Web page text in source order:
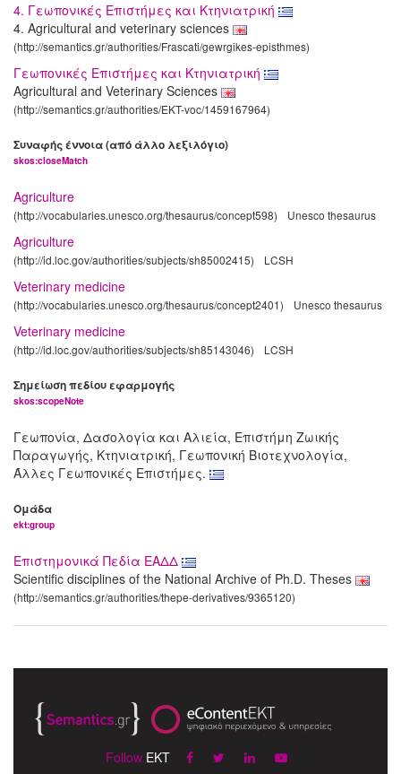
4. Γεωπονικές Επιστήμες και Κτηνιατρική
4. Agricultural and veterinary sciences
(http://semantics.gr/authorities/Frascati/gewrgikes-episthmes)
Γεωπονικές Επιστήμες και Κτηνιατρική
Agricultural and Veterinary Sciences
(http://semantics.gr/authorities/EKT-voc/1459167964)
Συναφής έννοια (από άλλο λεξιλόγιο)
skos:closeMatch
Agriculture
(http://vocabularies.unesco.org/thesaurus/concept598) Unesco thesaurus
Agriculture
(http://id.loc.gov/authorities/subjects/sh85002415) LCSH
Veterinary medicine
(http://vocabularies.unesco.org/thesaurus/concept2401) Unesco thesaurus
Veterinary medicine
(http://id.loc.gov/authorities/subjects/sh85143046) LCSH
Σημείωση πεδίου εφαρμογής
skos:scopeNote
Γεωπονία, Δασολογία και Αλιεία, Επιστήμη Ζωικής
Παραγωγής, Κτηνιατρική, Γεωπονική Βιοτεχνολογία,
Άλλες Γεωπονικές Επιστήμες.
Ομάδα
ekt:group
Επιστημονικά Πεδία ΕΑΔΔ
Scientific disciplines of the National Archive of Ph.D. Theses
(http://semantics.gr/authorities/thepe-derivatives/9365120)
Follow EKT